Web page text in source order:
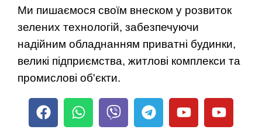
Ми пишаємося своїм внеском у розвиток
зелених технологій, забезпечуючи
надійним обладнанням приватні будинки,
великі підприємства, житлові комплекси та
промислові об'єкти.